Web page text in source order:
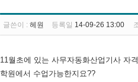
글쓴이 : 헤원 등록일 14-09-26 13:00
11월초에 있는 사무자동화산업기사 자
학원에서 수업가능한지요??